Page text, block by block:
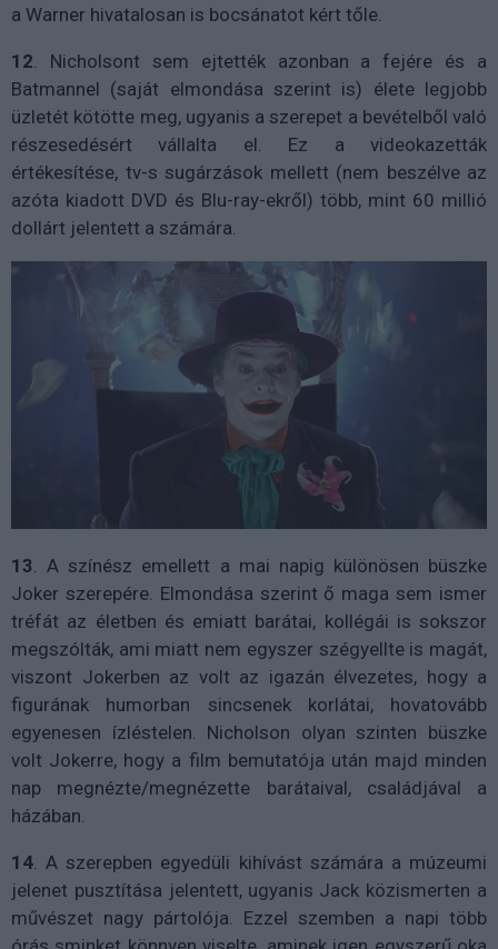
a Warner hivatalosan is bocsánatot kért tőle.
12. Nicholsont sem ejtették azonban a fejére és a
Batmannel (saját elmondása szerint is) élete legjobb
üzletét kötötte meg, ugyanis a szerepet a bevételből való
részesedésért vállalta el. Ez a videokazetták
értékesítése, tv-s sugárzások mellett (nem beszélve az
azóta kiadott DVD és Blu-ray-ekről) több, mint 60 millió
dollárt jelentett a számára.
13. A színész emellett a mai napig különösen büszke
Joker szerepére. Elmondása szerint ő maga sem ismer
tréfát az életben és emiatt barátai, kollégái is sokszor
megszólták, ami miatt nem egyszer szégyellte is magát,
viszont Jokerben az volt az igazán élvezetes, hogy a
figurának humorban sincsenek korlátai, hovatovább
egyenesen ízléstelen. Nicholson olyan szinten büszke
volt Jokerre, hogy a film bemutatója után majd minden
nap megnézte/megnézette barátaival, családjával a
házában.
14. A szerepben egyedüli kihívást számára a múzeumi
jelenet pusztítása jelentett, ugyanis Jack közismerten a
művészet nagy pártolója. Ezzel szemben a napi több